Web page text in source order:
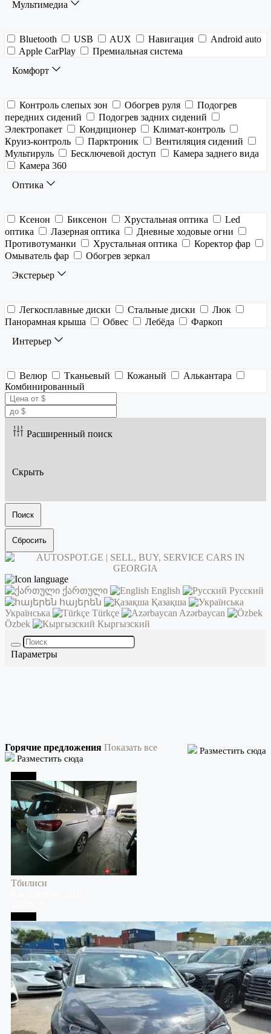
Мультимедиа
Bluetooth USB AUX Навигация
Android auto
Apple CarPlay
Премиальная система
Комфорт
Контроль слепых зон Обогрев руля
Подогрев
передних сидений
Подогрев задних сидений
Электропакет
Кондиционер
Климат-контроль
Круиз-контроль
Парктроник
Вентиляция сидений
Мультируль
Бесключевой доступ
Камера заднего вида
Камера 360
Оптика
Ксенон Биксенон Хрустальная оптика
Led
оптика
Лазерная оптика
Дневные ходовые огни
Противотуманки
Хрустальная оптика
Коректор фар
Омыватель фар
Обогрев зеркал
Экстерьер
Легкосплавные диски Стальные диски
Люк
Панорамная крыша
Обвес Лебёда
Фаркоп
Интерьер
Велюр Тканьевый Кожаный
Алькантара
Комбинированный
Расширенный поиск
Скрыть
Поиск
Сбросить
ქართული English
Русский
հայերեն
Қазақша
Українська
Türkçe
Azərbaycan
Özbek
Кыргызский
Параметры
Горячие предложения Показать все
Разместить сюда
Разместить сюда
Тбилиси